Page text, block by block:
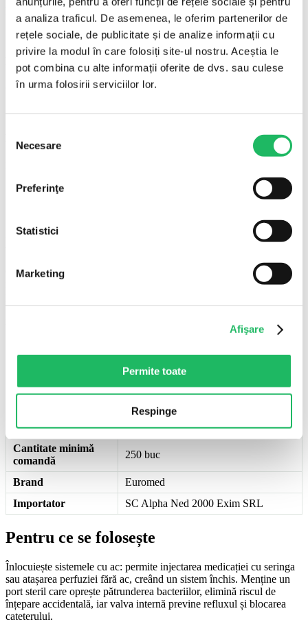
a analiza traficul. De asemenea, le oferim partenerilor de
rețele sociale, de publicitate și de analize informații cu
privire la modul în care folosiți site-ul nostru. Aceștia le
pot combina cu alte informații oferite de dvs. sau culese
în urma folosirii serviciilor lor.
consimțământului
Necesare
Preferinţe
Statistici
Marketing
Afişare
Permite toate
Respinge
Produsele de care ai nevoie vor fi mereu in stoc.
LIVRARE RAPIDA
Comanda va ajunge la tine la 1-3 zile.
Descriere
Capacel branula culoare galbena, tip heparina, cu membrana
injectabila este un conector/capăcel needle-free (fără ac) steril,
liniilor de perfuzie. Capacel branula, tip heparina cu membrana
Specificații
Steril
Da
CE
Mod ambalare
250 buc/cutie
Cantitate minimă
comandă
250 buc
Brand
Euromed
Importator
SC Alpha Ned 2000 Exim SRL
Pentru ce se folosește
Înlocuiește sistemele cu ac: permite injectarea medicației cu seringa
sau atașarea perfuziei fără ac, creând un sistem închis. Menține un
port steril care oprește pătrunderea bacteriilor, elimină riscul de
înțepare accidentală, iar valva internă previne refluxul și blocarea
cateterului.